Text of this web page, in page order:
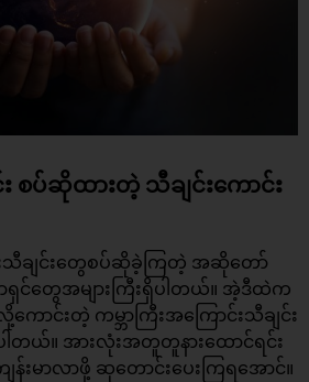
း စပ်ဆိုထားတဲ့ သီချင်းကောင်း
သီချင်းတွေစပ်ဆိုခဲ့ကြတဲ့ အဆိုတော်
ရှင်တွေအများကြီးရှိပါတယ်။ အဲ့ဒီထဲက
ကောင်းတဲ့ ကမ္ဘာကြီးအကြောင်းသီချင်း
တယ်။ အားလုံးအတူတူနားထောင်ရင်း
န်းမာလာဖို့ ဆုတောင်းပေးကြရအောင်။